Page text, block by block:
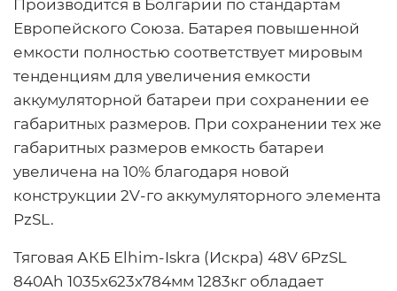
Производится в Болгарии по стандартам
Европейского Союза. Батарея повышенной
емкости полностью соответствует мировым
тенденциям для увеличения емкости
аккумуляторной батареи при сохранении ее
габаритных размеров. При сохранении тех же
габаритных размеров емкость батареи
увеличена на 10% благодаря новой
конструкции 2V-го аккумуляторного элемента
PzSL.
Тяговая АКБ Elhim-Iskra (Искра) 48V 6PzSL
840Ah 1035x623x784мм 1283кг обладает